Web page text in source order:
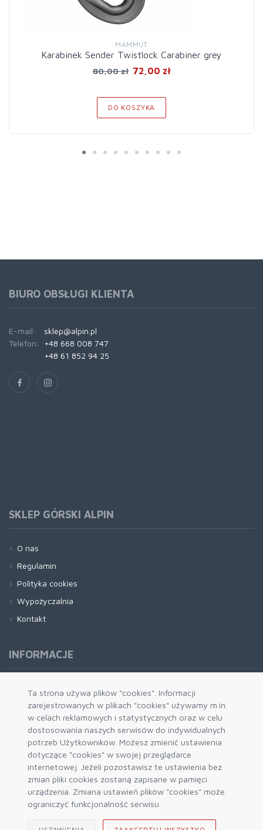
Ta strona używa plików "cookies". Informacji
zarejestrowanych w plikach "cookies" używamy m.in.
w celach reklamowych i statystycznych oraz w celu
dostosowania naszych serwisów do indywidualnych
potrzeb Użytkowników. Możesz zmienić ustawienia
dotyczące "cookies" w swojej przeglądarce
internetowej. Jeżeli pozostawisz te ustawienia bez
zmian pliki cookies zostaną zapisane w pamięci
urządzenia. Zmiana ustawień plików "cookies" może
ograniczyć funkcjonalność serwisu.
MAMMUT
Karabinek Sender Twistlock Carabiner grey
80,00 zł 72,00 zł
DO KOSZYKA
BIURO OBSŁUGI KLIENTA
E-mail:
sklep@alpin.pl
Telefon:
+48 668 008 747
+48 61 852 94 25
SKLEP GÓRSKI ALPIN
O nas
Regulamin
Polityka cookies
Wypożyczalnia
Kontakt
INFORMACJE
Formy płatności
Dostawa i wysyłka
Zwrot i wymiana
System rabatowy
Kody rabatowe
Blog